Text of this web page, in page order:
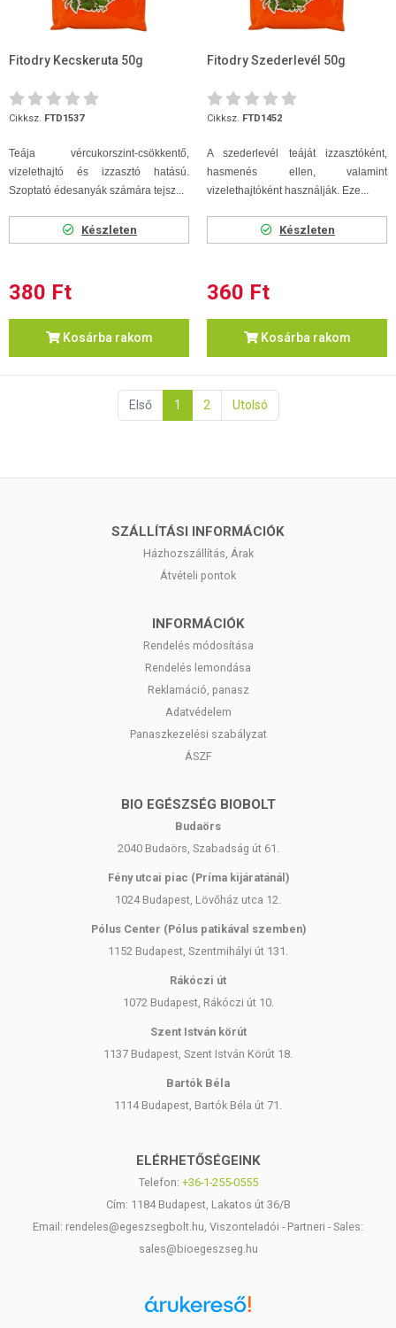
Fitodry Kecskeruta 50g
Cikksz. FTD1537
Teája vércukorszint-csökkentő,
vizelethajtó és izzasztó hatású.
Szoptató édesanyák számára tejsz...
Készleten
380 Ft
Kosárba rakom
Fitodry Szederlevél 50g
Cikksz. FTD1452
A szederlevél teáját izzasztóként,
hasmenés ellen, valamint
vizelethajtóként használják. Eze...
Készleten
360 Ft
Kosárba rakom
Első 1 2 Utolsó
SZÁLLÍTÁSI INFORMÁCIÓK
Házhozszállítás, Árak
Átvételi pontok
INFORMÁCIÓK
Rendelés módosítása
Rendelés lemondása
Reklamáció, panasz
Adatvédelem
Panaszkezelési szabályzat
ÁSZF
BIO EGÉSZSÉG BIOBOLT
Budaörs
2040 Budaörs, Szabadság út 61.
Fény utcai piac (Príma kijáratánál)
1024 Budapest, Lövőház utca 12.
Pólus Center (Pólus patikával szemben)
1152 Budapest, Szentmihályi út 131.
Rákóczi út
1072 Budapest, Rákóczi út 10.
Szent István körút
1137 Budapest, Szent István Körút 18.
Bartók Béla
1114 Budapest, Bartók Béla út 71.
ELÉRHETŐSÉGEINK
Telefon: +36-1-255-0555
Cím: 1184 Budapest, Lakatos út 36/B
Email: rendeles@egeszsegbolt.hu, Viszonteladói - Partneri - Sales:
sales@bioegeszseg.hu